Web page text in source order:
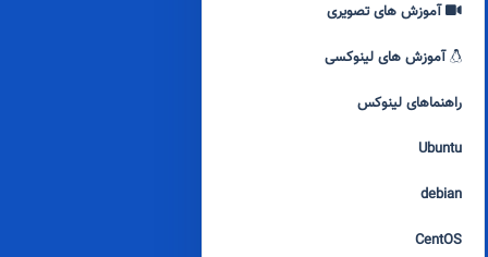
آموزش های تصویری
آموزش های لینوکسی
راهنماهای لینوکس
Ubuntu
debian
CentOS